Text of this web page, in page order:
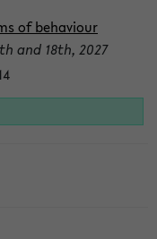
of behaviour
and 18th, 2027